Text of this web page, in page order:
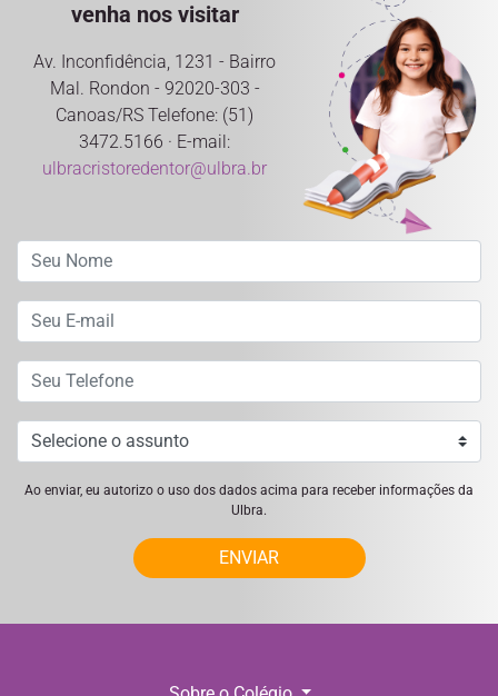
venha nos visitar
Av. Inconfidência, 1231 - Bairro
Mal. Rondon - 92020-303 -
Canoas/RS Telefone: (51)
3472.5166 · E-mail:
ulbracristoredentor@ulbra.br
Ao enviar, eu autorizo o uso dos dados acima para receber informações da
Ulbra.
ENVIAR